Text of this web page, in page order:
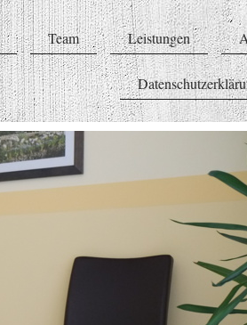
Team Leistungen